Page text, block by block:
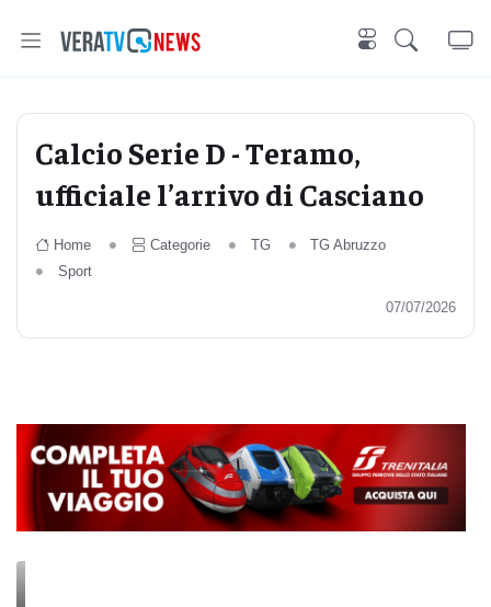
Calcio Serie D - Teramo,
ufficiale l’arrivo di Casciano
Home Categorie TG
TG Abruzzo
Sport
07/07/2026